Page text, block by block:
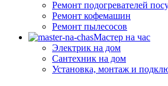
Ремонт подогревателей
Ремонт кофемашин
Ремонт пылесосов
Мастер на час
Электрик на дом
Сантехник на дом
Установка, монтаж и